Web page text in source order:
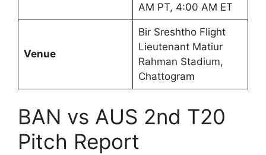
AM PT, 4:00 AM ET
Venue
Bir Sreshtho Flight
Lieutenant Matiur
Rahman Stadium,
Chattogram
BAN vs AUS 2nd T20
Pitch Report